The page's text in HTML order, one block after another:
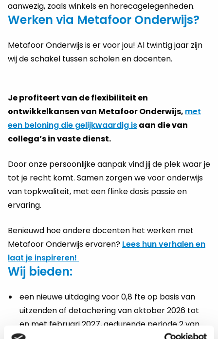
aanwezig, zoals winkels en horecagelegenheden.
Werken via Metafoor Onderwijs?
Metafoor Onderwijs is er voor jou! Al twintig jaar zijn
wij de schakel tussen scholen en docenten.
Je profiteert van de flexibiliteit en
ontwikkelkansen van Metafoor Onderwijs, met
een beloning die gelijkwaardig isaan die van
collega’s in vaste dienst.
Door onze persoonlijke aanpak vind jij de plek waar je
tot je recht komt. Samen zorgen we voor onderwijs
van topkwaliteit, met een flinke dosis passie en
ervaring.
Benieuwd hoe andere docenten het werken met
Metafoor Onderwijs ervaren? Lees hun verhalen en
laat je inspireren!
Wij bieden:
een nieuwe uitdaging voor 0,8 fte op basis van
uitzenden of detachering van oktober 2026 tot
en met februari 2027, gedurende periode 2 van